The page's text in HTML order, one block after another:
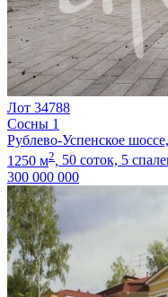
Лот 34788
Сосны 1
Рублево-Успенское
1250 м2, 50 соток, 5
300 000 000